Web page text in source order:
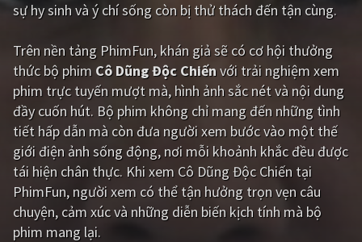
Tình cảm - Lãng mạn Kỳ ảo
Giật gân Gia đình
Bí ẩn Lịch sử
Viễn Tây Tiểu sử
GameShow DramaTV
QUỐC GIA
Âu - Mỹ Trung Quốc - Hồng Kông
sự hy sinh và ý chí sống còn bị thử thách đến tận cùng.
Trên nền tảng PhimFun, khán giả sẽ có cơ hội thưởng
thức bộ phim Cô Dũng Độc Chiếnvới trải nghiệm xem
phim trực tuyến mượt mà, hình ảnh sắc nét và nội dung
đầy cuốn hút. Bộ phim không chỉ mang đến những tình
tiết hấp dẫn mà còn đưa người xem bước vào một thế
giới điện ảnh sống động, nơi mỗi khoảnh khắc đều được
tái hiện chân thực. Khi xem Cô Dũng Độc Chiến tại
PhimFun, người xem có thể tận hưởng trọn vẹn câu
chuyện, cảm xúc và những diễn biến kịch tính mà bộ
phim mang lại.